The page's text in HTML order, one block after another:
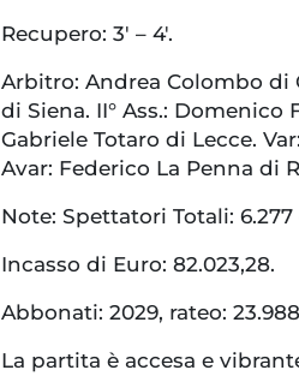
Recupero: 3′ – 4′.
Arbitro: Andrea Colombo di
di Siena. II° Ass.: Domenico
Gabriele Totaro di Lecce.
Avar: Federico La Penna di
Note: Spettatori Totali:
Incasso di Euro: 82.023,28.
Abbonati: 2029, rateo:
La partita è accesa e